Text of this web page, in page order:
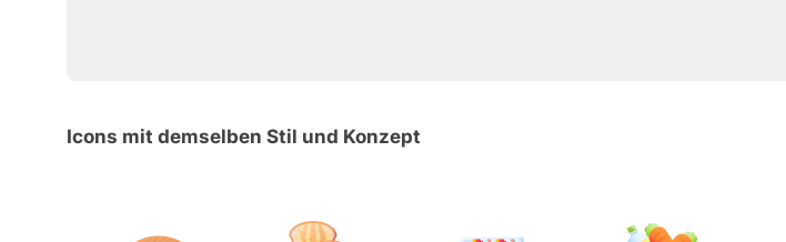
Icons mit demselben Stil und Konzept